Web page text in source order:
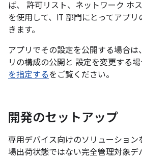
ば、 許可リスト、ネットワーク ホ
を使用して、IT 部門にとってアプ
きます。
アプリでその設定を公開する場合は
リの構成の公開と 設定を変更する場
を指定するをご覧ください。
開発のセットアップ
専用デバイス向けのソリューション
場出荷状態ではない完全管理対象デ